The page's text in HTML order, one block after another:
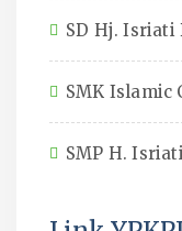
SD Hj. Isriati
SMK Islamic
SMP H.